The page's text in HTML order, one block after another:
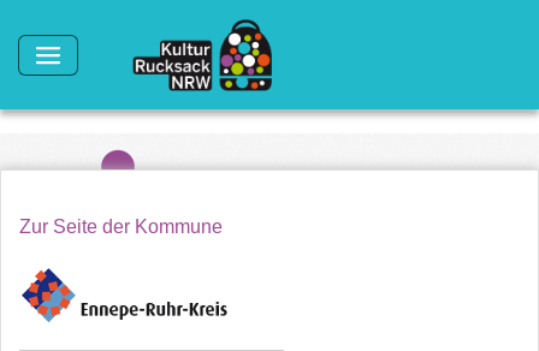
Zur Seite der Kommune